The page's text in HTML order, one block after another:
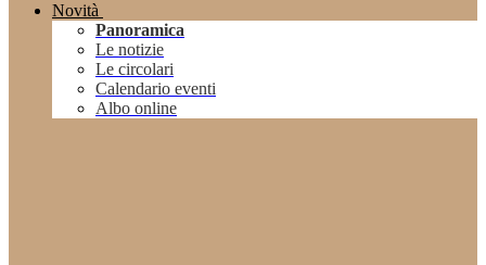
Novità
Panoramica
Le notizie
Le circolari
Calendario eventi
Albo online